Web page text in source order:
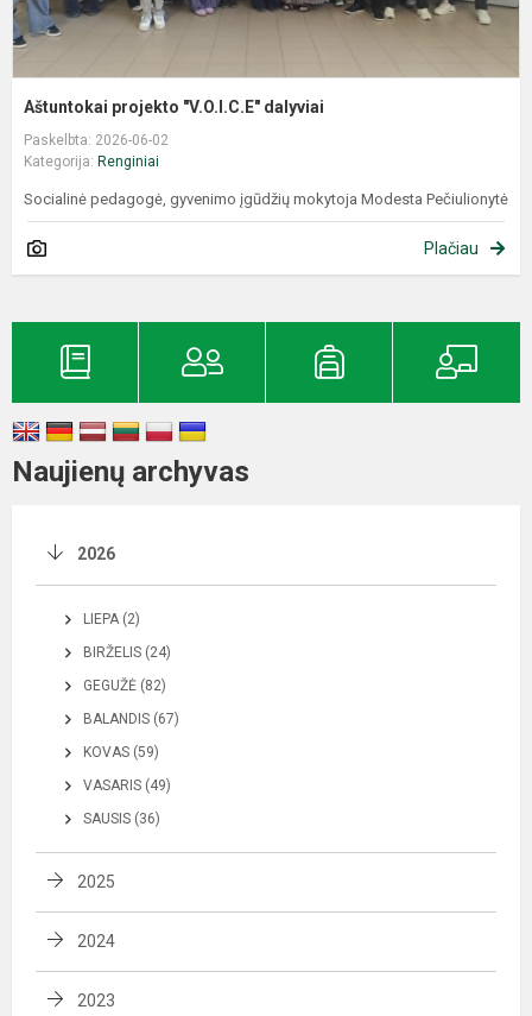
Aštuntokai projekto "V.O.I.C.E" dalyviai
Paskelbta: 2026-06-02
Kategorija: Renginiai
Socialinė pedagogė, gyvenimo įgūdžių mokytoja Modesta Pečiulionytė
Plačiau
Naujienų archyvas
2026
LIEPA (2)
BIRŽELIS (24)
GEGUŽĖ (82)
BALANDIS (67)
KOVAS (59)
VASARIS (49)
SAUSIS (36)
2025
2024
2023